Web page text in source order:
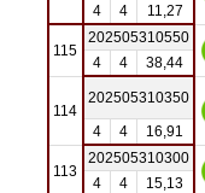
4
4 11,27
115
202505310550
4
4 38,44
114
202505310350
4
4 16,91
113
202505310300
4
4 15,13